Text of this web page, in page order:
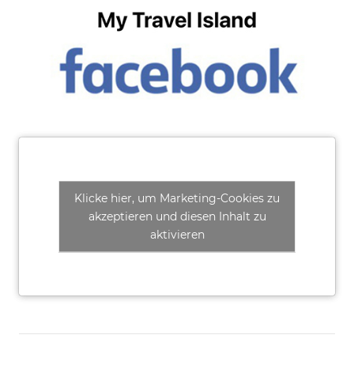
Klicke hier, um Marketing-Cookies zu
akzeptieren und diesen Inhalt zu
aktivieren